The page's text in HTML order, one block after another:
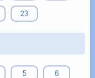
23
5 6